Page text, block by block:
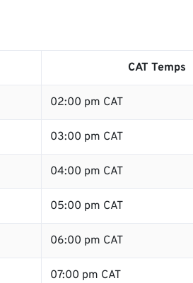
CAT Temps
02:00 pm CAT
03:00 pm CAT
04:00 pm CAT
05:00 pm CAT
06:00 pm CAT
07:00 pm CAT